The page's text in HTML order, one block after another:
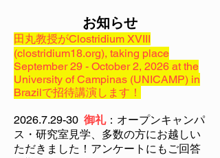
お知らせ
田丸教授がClostridium XVIII
(clostridium18.org), taking place
September 29 - October 2, 2026 at the
University of Campinas (UNICAMP) in
Brazilで招待講演します！
2026.7.29-30 御礼：オープンキャンパ
ス・研究室見学、多数の方にお越しい
ただきました！アンケートにもご回答